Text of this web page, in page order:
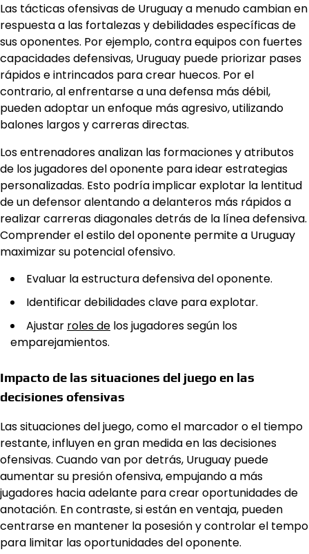
Las tácticas ofensivas de Uruguay a menudo cambian en
respuesta a las fortalezas y debilidades específicas de
sus oponentes. Por ejemplo, contra equipos con fuertes
capacidades defensivas, Uruguay puede priorizar pases
rápidos e intrincados para crear huecos. Por el
contrario, al enfrentarse a una defensa más débil,
pueden adoptar un enfoque más agresivo, utilizando
balones largos y carreras directas.
Los entrenadores analizan las formaciones y atributos
de los jugadores del oponente para idear estrategias
personalizadas. Esto podría implicar explotar la lentitud
de un defensor alentando a delanteros más rápidos a
realizar carreras diagonales detrás de la línea defensiva.
Comprender el estilo del oponente permite a Uruguay
maximizar su potencial ofensivo.
Evaluar la estructura defensiva del oponente.
Identificar debilidades clave para explotar.
Ajustar roles de los jugadores según los
emparejamientos.
Impacto de las situaciones del juego en las
decisiones ofensivas
Las situaciones del juego, como el marcador o el tiempo
restante, influyen en gran medida en las decisiones
ofensivas. Cuando van por detrás, Uruguay puede
aumentar su presión ofensiva, empujando a más
jugadores hacia adelante para crear oportunidades de
anotación. En contraste, si están en ventaja, pueden
centrarse en mantener la posesión y controlar el tempo
para limitar las oportunidades del oponente.